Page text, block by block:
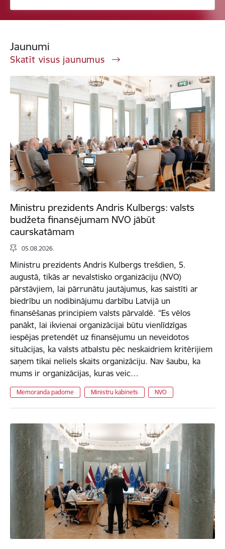
Jaunumi
Skatīt visus jaunumus
Ministru prezidents Andris Kulbergs: valsts
budžeta finansējumam NVO jābūt
caurskatāmam
05.08.2026.
Ministru prezidents Andris Kulbergs trešdien, 5.
augustā, tikās ar nevalstisko organizāciju (NVO)
pārstāvjiem, lai pārrunātu jautājumus, kas saistīti ar
biedrību un nodibinājumu darbību Latvijā un
finansēšanas principiem valsts pārvaldē. “Es vēlos
panākt, lai ikvienai organizācijai būtu vienlīdzīgas
iespējas pretendēt uz finansējumu un neveidotos
situācijas, ka valsts atbalstu pēc neskaidriem kritērijiem
saņem tikai neliels skaits organizāciju. Nav šaubu, ka
mums ir organizācijas, kuras veic…
Memoranda padome Ministru kabinets NVO